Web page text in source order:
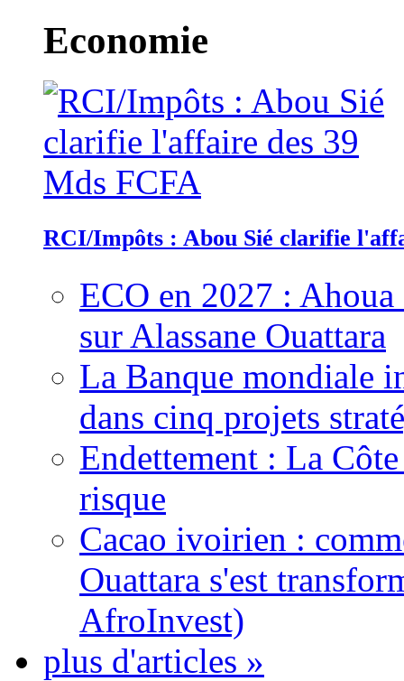
Economie
RCI/Impôts : Abou Sié clarifie
ECO en 2027 :
sur Alassane Ouattara
La Banque mondiale
dans cinq projets
Endettement : La
risque
Cacao ivoirien :
Ouattara s'est
AfroInvest)
plus d'articles »